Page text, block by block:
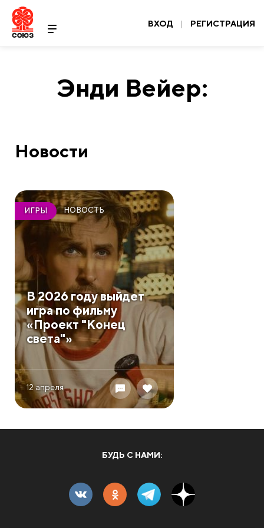
ВХОД | РЕГИСТРАЦИЯ
Энди Вейер:
Новости
ИГРЫ НОВОСТЬ
В 2026 году выйдет
игра по фильму
«Проект "Конец
света"»
12 апреля
БУДЬ С НАМИ: